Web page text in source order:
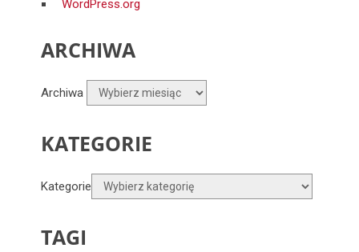
WordPress.org
ARCHIWA
Archiwa
KATEGORIE
Kategorie
TAGI